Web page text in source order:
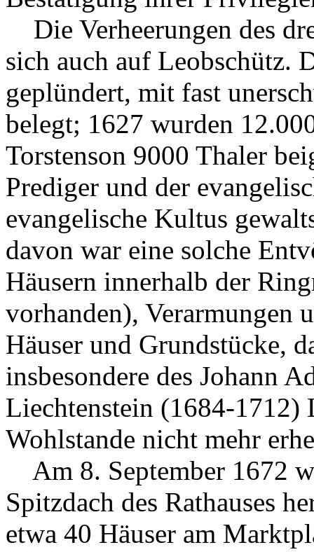
Die Verheerungen des
sich auch auf Leobschütz.
geplündert, mit fast
belegt; 1627 wurden
Torstenson 9000 Thaler
Prediger und der
evangelische Kultus
davon war eine solche
Häusern innerhalb der
vorhanden), Verarmungen
Häuser und Grundstücke,
insbesondere des Johann
Liechtenstein (1684-1712)
Wohlstande nicht mehr
Am 8. September 1672
Spitzdach des Rathauses
etwa 40 Häuser am